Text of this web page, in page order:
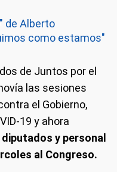
de Alberto
como estamos"
de Juntos por el
las sesiones
el Gobierno,
19 y ahora
y personal
al Congreso.